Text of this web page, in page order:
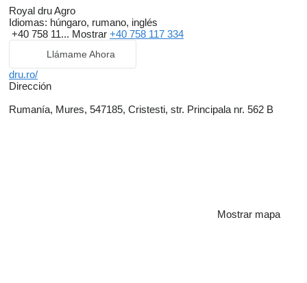
Royal dru Agro
Idiomas: húngaro, rumano, inglés
+40 758 11... Mostrar +40 758 117 334
Llámame Ahora
dru.ro/
Dirección
Rumanía, Mures, 547185, Cristesti, str. Principala nr. 562 B
Mostrar mapa